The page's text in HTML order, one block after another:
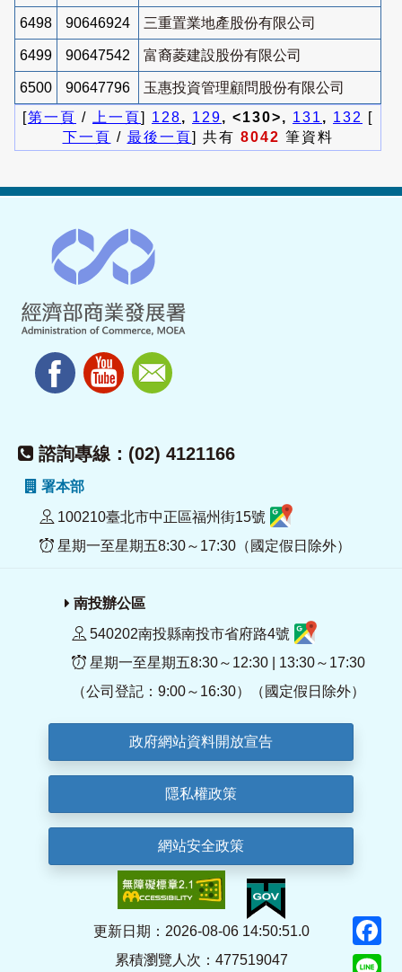
6498 90646924 三重置業地產股份有限公司
6499 90647542 富裔菱建設股份有限公司
6500 90647796
玉惠投資管理顧問股份有限公司
[第一頁 / 上一頁] 128, 129, <130>, 131 , 132
[
下一頁 / 最後一頁] 共有 8042 筆資料
諮詢專線：(02) 4121166
署本部
100210臺北市中正區福州街15號
星期一至星期五8:30～17:30（國定假日除外）
南投辦公區
540202南投縣南投市省府路4號
星期一至星期五8:30～12:30 | 13:30～17:30
（公司登記：9:00～16:30）（國定假日除外）
政府網站資料開放宣告
隱私權政策
網站安全政策
更新日期：2026-08-06 14:50:51.0
累積瀏覽人次：477519047